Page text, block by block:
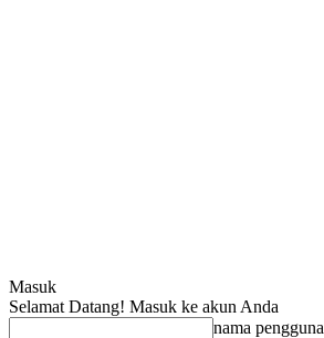
Masuk
Selamat Datang! Masuk ke akun Anda
nama pengguna